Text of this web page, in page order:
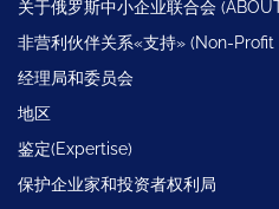
关于俄罗斯中小企业联合会
非营利伙伴关系«支持» (Non-Profit
经理局和委员会
地区
鉴定(Expertise)
保护企业家和投资者权利局